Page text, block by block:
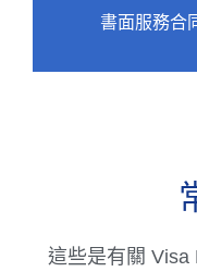
書面服務合
這些是有關 Visa